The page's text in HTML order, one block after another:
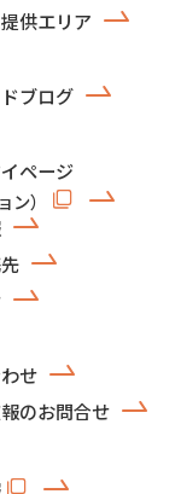
供エリア
ブログ
ページ
ン）
せ
のお問合せ